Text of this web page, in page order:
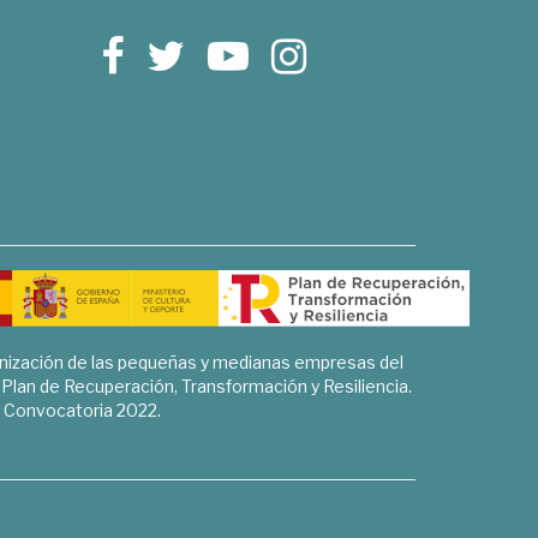
de las pequeñas y medianas empresas del
de Recuperación, Transformación y Resiliencia.
Convocatoria 2022.